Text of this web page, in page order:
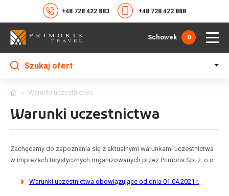
+48 728 422 883 +48 728 422 888
Schowek 0
Szukaj ofert
> Warunki uczestnictwa
Warunki uczestnictwa
Zachęcamy do zapoznania się z aktualnymi warunkami uczestnictwa
w imprezach turystycznych organizowanych przez Primoris Sp. z .o.o.
Warunki uczestnictwa obowiązujące od dnia 01.04.2021 r.